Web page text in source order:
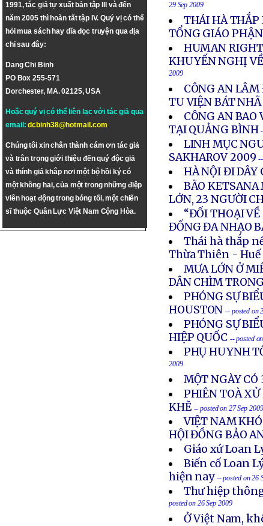
1991, tác giả tự xuất bản tập III và đến
năm 2005 thì hoàn tất tập IV. Quý vị có thể
hỏi mua sách hay dĩa đọc truyện qua địa
chỉ sau đây:
Dang Chi Binh
PO Box 255-571
Dorchester, MA. 02125, USA
Hoặc quý vị có thể liên lạc với tác giả qua
email:dcbinh38@hotmail.com
Chúng tôi xin chân thành cám ơn tác giả
và trân trọng giới thiệu đến quý độc giả
và thính giả khắp nơi một bộ hồi ký có
một không hai, của một trong những điệp
viên hoạt động trong bóng tối, một chiến
sĩ thuộc Quân Lực Việt Nam Cộng Hòa.
29 Sep 2009
THÁI HÀ THẮP
TỔNG GIÁO
HUMAN
KHUYẾN NGHỊ
2009
CÔNG AN
TU VIỆN BÁT NHÃ
CÔNG AN BAO
TẠI QUẢNG BÌNH
LINH MỤC
SAKHAROV 2009
HÀ NỘI ĐI DÂY
BÃO KETSANA
LỚN, 23 NGƯỜI
“ĐỐI THOẠI
ĐỐNG ĐA NHẠO
Thái hà thắp
Thừa Thiên - Huế
MƯA LỚN Ở
DÂN CHÌM
PHÓNG SỰ
HOUSTON -- posted on
PHÓNG SỰ
HIỆP QUỐC -- posted
PHỤ HUYNH
2009
MỘT NGÀY CÓ
PHIÊN TOÀ XỬ
KHẼ -- posted on 27 Sep 2009
VIỆT NAM
HỘI ĐỒNG BẢO
Giáo xứ Loan
Biến cố Loan
hiện nay -- posted on 26
Thư hiệp
posted on 26 Sep 2009
Ở Việt Nam,